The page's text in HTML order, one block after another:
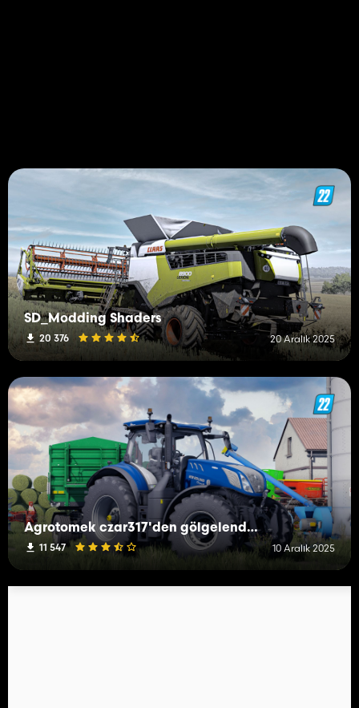
SD_Modding Shaders
20 376 20 Aralık 2025
Agrotomek czar317'den gölgelendiriciler ve aydınlatma
11 547 10 Aralık 2025